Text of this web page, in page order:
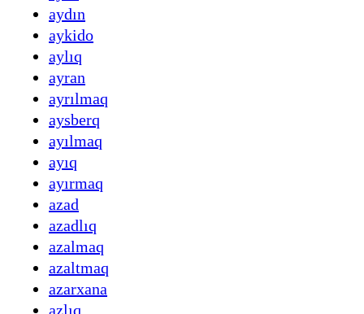
aydın
aykido
aylıq
ayran
ayrılmaq
aysberq
ayılmaq
ayıq
ayırmaq
azad
azadlıq
azalmaq
azaltmaq
azarxana
azlıq